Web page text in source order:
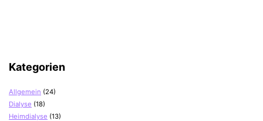
Kategorien
Allgemein (24)
Dialyse (18)
Heimdialyse (13)